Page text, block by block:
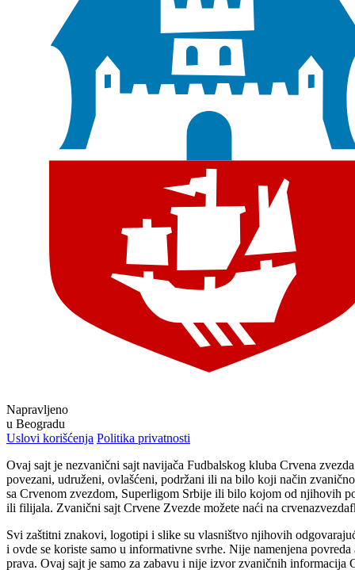
Napravljeno
u Beogradu
Uslovi korišćenja Politika privatnosti
Ovaj sajt je nezvanični sajt navijača Fudbalskog kluba Crvena
povezani, udruženi, ovlašćeni, podržani ili na bilo koji način
sa Crvenom zvezdom, Superligom Srbije ili bilo kojom od njihovih
ili filijala. Zvanični sajt Crvene Zvezde možete naći na
Svi zaštitni znakovi, logotipi i slike su vlasništvo njihovih
i ovde se koriste samo u informativne svrhe. Nije namenjena povreda
prava. Ovaj sajt je samo za zabavu i nije izvor zvaničnih informacija